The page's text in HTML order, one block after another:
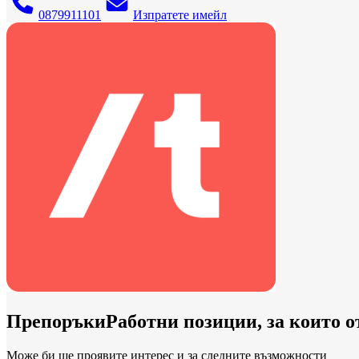
0879911101 Изпратете имейл
ПрепоръкиРаботни позиции, за които
Може би ще проявите интерес и за следните възможности